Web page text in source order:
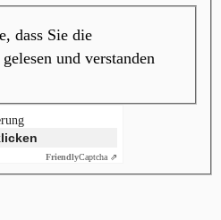
dass Sie die
und verstanden
FriendlyCaptcha ⇗